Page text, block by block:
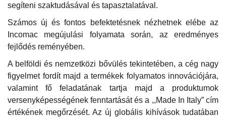
segíteni szaktudásával és tapasztalatával.
Számos új és fontos befektetésnek nézhetnek elébe az
Incomac megújulási folyamata során, az eredményes
fejlődés reményében.
A belföldi és nemzetközi bővülés tekintetében, a cég nagy
figyelmet fordít majd a termékek folyamatos innovációjára,
valamint fő feladatának tartja majd a produktumok
versenyképességének fenntartását és a ,,Made In Italy” cím
értékének megőrzését. Az új globális kihívások tudatában